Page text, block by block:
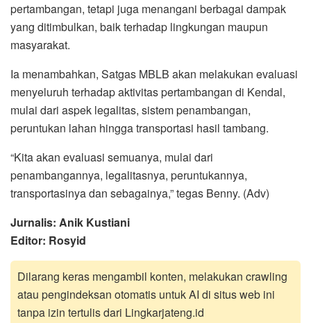
pertambangan, tetapi juga menangani berbagai dampak
yang ditimbulkan, baik terhadap lingkungan maupun
masyarakat.
Ia menambahkan, Satgas MBLB akan melakukan evaluasi
menyeluruh terhadap aktivitas pertambangan di Kendal,
mulai dari aspek legalitas, sistem penambangan,
peruntukan lahan hingga transportasi hasil tambang.
“Kita akan evaluasi semuanya, mulai dari
penambangannya, legalitasnya, peruntukannya,
transportasinya dan sebagainya,” tegas Benny. (Adv)
Jurnalis: Anik Kustiani
Editor: Rosyid
Dilarang keras mengambil konten, melakukan crawling
atau pengindeksan otomatis untuk AI di situs web ini
tanpa izin tertulis dari Lingkarjateng.id